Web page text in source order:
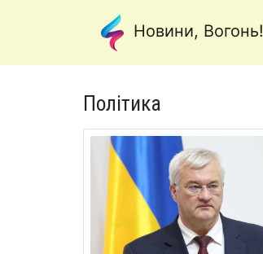
Новини, Вогонь!
Політика